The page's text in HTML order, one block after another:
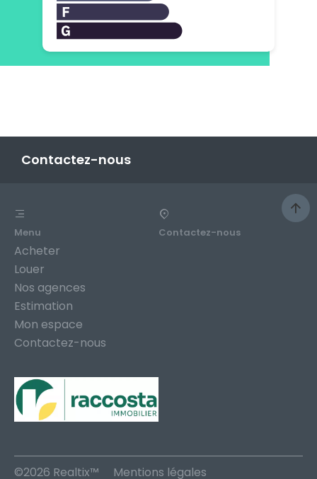
Contactez-nous
Menu
Acheter
Louer
Nos agences
Estimation
Mon espace
Contactez-nous
Contactez-nous
©2026 Realtix™ Mentions légales